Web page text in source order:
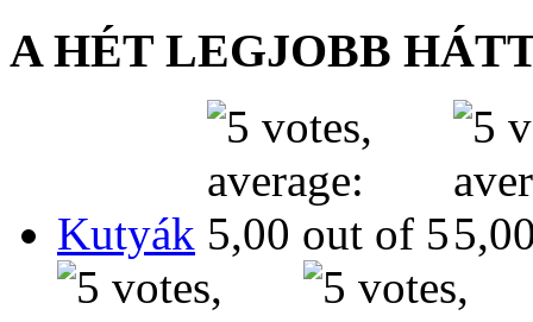
A HÉT LEGJOBB
Kutyák